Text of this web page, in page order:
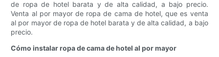
de ropa de hotel barata y de alta calidad, a bajo precio.
Venta al por mayor de ropa de cama de hotel, que es venta
al por mayor de ropa de hotel barata y de alta calidad, a bajo
precio.
Cómo instalar ropa de cama de hotel al por mayor